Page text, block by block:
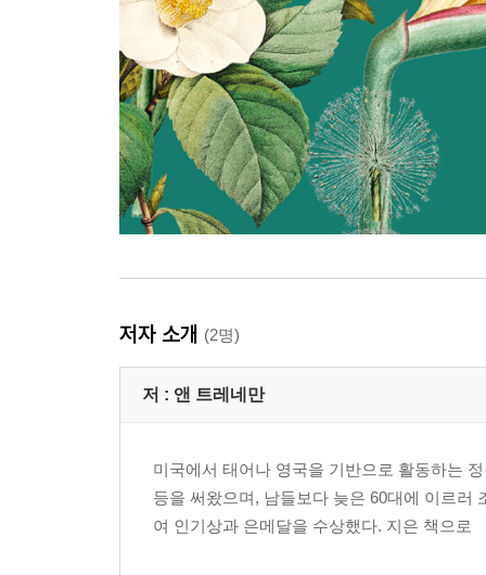
저자 소개 (2명)
저 : 앤 트레네만
미국에서 태어나 영국을 기반으로 활동하는
등을 써왔으며, 남들보다 늦은 60대에 이르러
여 인기상과 은메달을 수상했다. 지은 책으로